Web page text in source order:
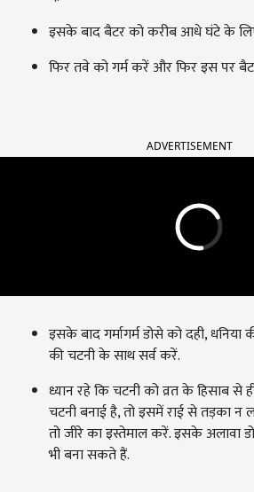
इसके बाद बैटर को करीब आधे घंटे के
फिर तवे को गर्म करें और फिर इस पर
ADVERTISEMENT
इसके बाद गर्मागर्म डोसे को दही, धनिया
की चटनी के साथ सर्व करें.
ध्यान रहे कि चटनी को व्रत के हिसाब से
चटनी बनाई है, तो इसमें राई से तड़का न
तो जीरे का इस्तेमाल करें. इसके
भी बना सकते हैं.